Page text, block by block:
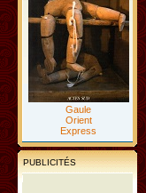
Gaule
Orient
Express
PUBLICITÉS